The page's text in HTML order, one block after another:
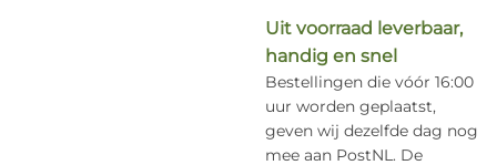
Uit voorraad leverbaar,
handig en snel
Bestellingen die vóór 16:00
uur worden geplaatst,
geven wij dezelfde dag nog
mee aan PostNL. De